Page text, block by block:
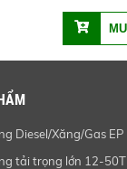
Diesel/Xăng/Gas EP
tải trọng lớn 12-50T